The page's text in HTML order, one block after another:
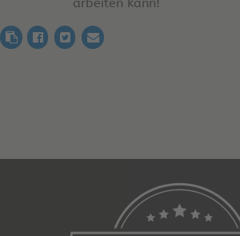
arbeiten kann!